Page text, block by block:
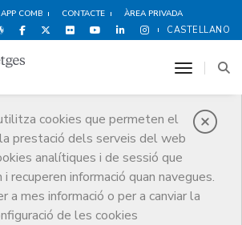
APP COMB CONTACTE ÀREA PRIVADA
CASTELLANO
cookies que permeten el
prestació dels serveis del web
analítiques i de sessió que
recuperen informació quan navegues.
a mes informació o per a canviar la
de les cookies
toggle
parlamentaris del Congrés el seu document
al final de vida amb motiu de l'admissió a